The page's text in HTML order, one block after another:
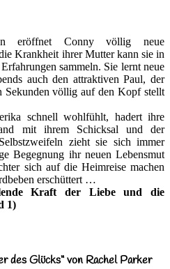
eröffnet Conny völlig neue
Krankheit ihrer Mutter kann sie in
sammeln. Sie lernt neue
auch den attraktiven Paul, der
Sekunden völlig auf den Kopf stellt
schnell wohlfühlt, hadert ihre
mit ihrem Schicksal und der
zieht sie sich immer
Begegnung ihr neuen Lebensmut
sich auf die Heimreise machen
erschüttert …
Kraft der Liebe und die
1)
des Glücks“ von Rachel Parker